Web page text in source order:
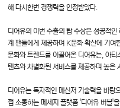
해 다시한번 경쟁력을 인정받았다.
디어유의 이번 수출의 탑 수상은 성공적
계 팬들에게 제공하며 K문화 확산에 기여
문화와 트렌드를 이끌어온 디어유는, 아
텐츠와 차별화된 서비스를 제공하며 높은
디어유는 독자적인 메신저 기술력을 바
접 소통하는 메세지 플랫폼 '디어유 버블'